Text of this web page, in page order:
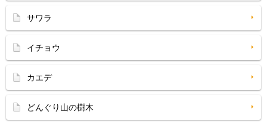
サワラ
イチョウ
カエデ
どんぐり山の樹木